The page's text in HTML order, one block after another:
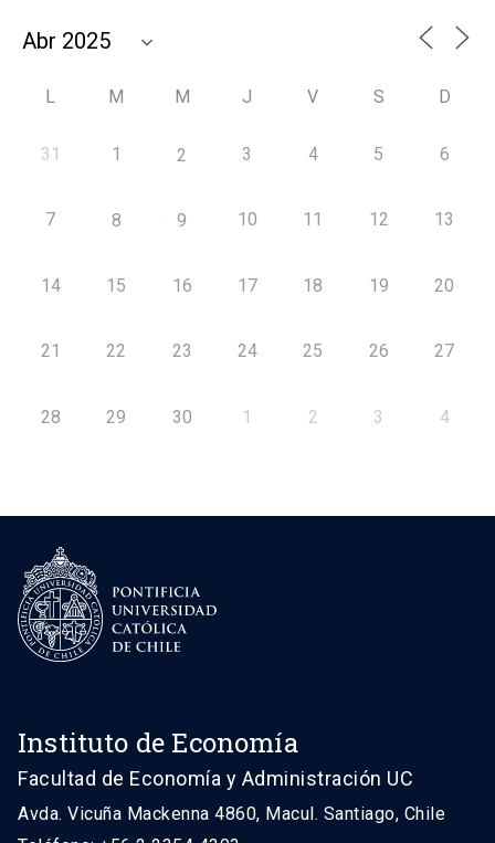
L M M J V S D
31 1 2 3 4 5 6
7 8 9 10 11 12 13
14 15 16 17 18 19 20
21 22 23 24 25 26 27
28 29 30 1 2 3 4
Instituto de Economía
Facultad de Economía y Administración UC
Avda. Vicuña Mackenna 4860, Macul. Santiago, Chile